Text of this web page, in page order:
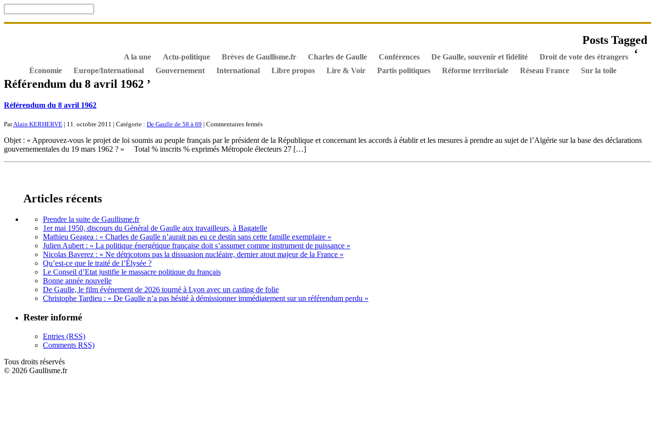
A la une Actu-politique Brèves de Gaullisme.fr Charles de Gaulle Conférences De Gaulle, souvenir et fidélité
Droit de vote des étrangers
Économie
Europe/International Gouvernement International Libre propos Lire & Voir Partis politiques Réforme territoriale Réseau France Sur la toile
Posts Tagged
‘
Référendum du 8 avril 1962 ’
Référendum du 8 avril 1962
ParAlain KERHERVE | 11. octobre 2011 | Catégorie : De Gaulle de 58 à 69 | Commentaires ferméssur
du
8
1962
Objet : « Approuvez-vous le projet de loi soumis au peuple français par le président de la République et concernant les accords à établir et les mesures à prendre au sujet de l’Algérie sur la base des déclarations
gouvernementales du 19 mars 1962 ? » Total % inscrits % exprimés Métropole électeurs 27 […]
Articles récents
Prendre la suite de Gaullisme.fr
1er mai 1950, discours du Général de Gaulle aux travailleurs, à Bagatelle
Mathieu Geagea : « Charles de Gaulle n’aurait pas eu ce destin sans cette famille exemplaire »
Julien Aubert : « La politique énergétique française doit s’assumer comme instrument de puissance »
Nicolas Baverez : « Ne détricotons pas la dissuasion nucléaire, dernier atout majeur de la France »
Qu’est-ce que le traité de l’Élysée ?
Le Conseil d’Etat justifie le massacre politique du français
Bonne année nouvelle
De Gaulle, le film événement de 2026 tourné à Lyon avec un casting de folie
Christophe Tardieu : « De Gaulle n’a pas hésité à démissionner immédiatement sur un référendum perdu »
Rester informé
Entries (RSS)
Comments RSS)
Tous droits réservés
© 2026 Gaullisme.fr